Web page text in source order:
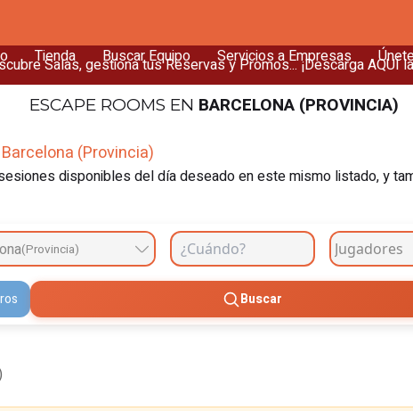
Tienda Buscar Equipo Servicios a Empresas
Salas, gestiona tus Reservas y Promos... ¡Descarga AQUÍ
ESCAPE ROOMS EN BARCELONA (PROVINCIA)
(Provincia)
disponibles del día deseado en este mismo listado, y
(Provincia)
Buscar